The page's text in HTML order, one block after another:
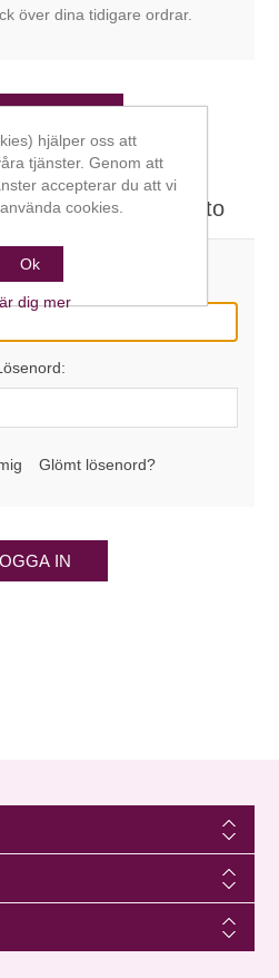
över dina tidigare ordrar.
redan har ett konto
E-post:
Glömt lösenord?
IN
hjälper oss att
tjänster. Genom att
accepterar du att vi
cookies.
Ok
dig mer